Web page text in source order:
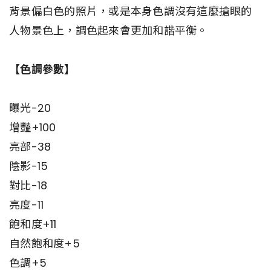
背景偏白色的照片，或是本身色調沒有這麼搶眼的
人物景色上，調色起來會更加和諧平衡。
【色調參數】
曝光-20
增豔+100
亮部-38
陰影-15
對比-18
亮度-11
飽和度+11
自然飽和度+5
色調+5